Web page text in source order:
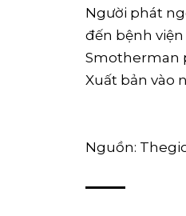
Người phát
đến bệnh
Smotherman
Xuất bản vào
Nguồn: